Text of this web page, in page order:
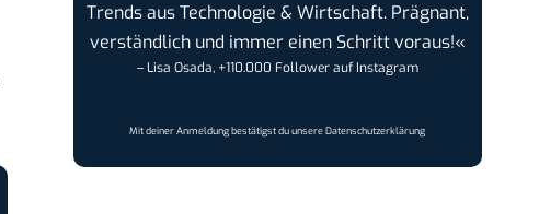
Trends aus Technologie & Wirtschaft. Prägnant,
verständlich und immer einen Schritt voraus!«
– Lisa Osada, +110.000 Follower auf Instagram
Mit deiner Anmeldung bestätigst du unsereDatenschutzerklärung